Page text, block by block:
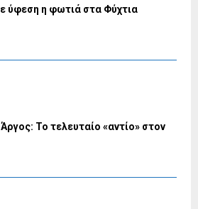
ύφεση η φωτιά στα Φύχτια
Το τελευταίο «αντίο» στον